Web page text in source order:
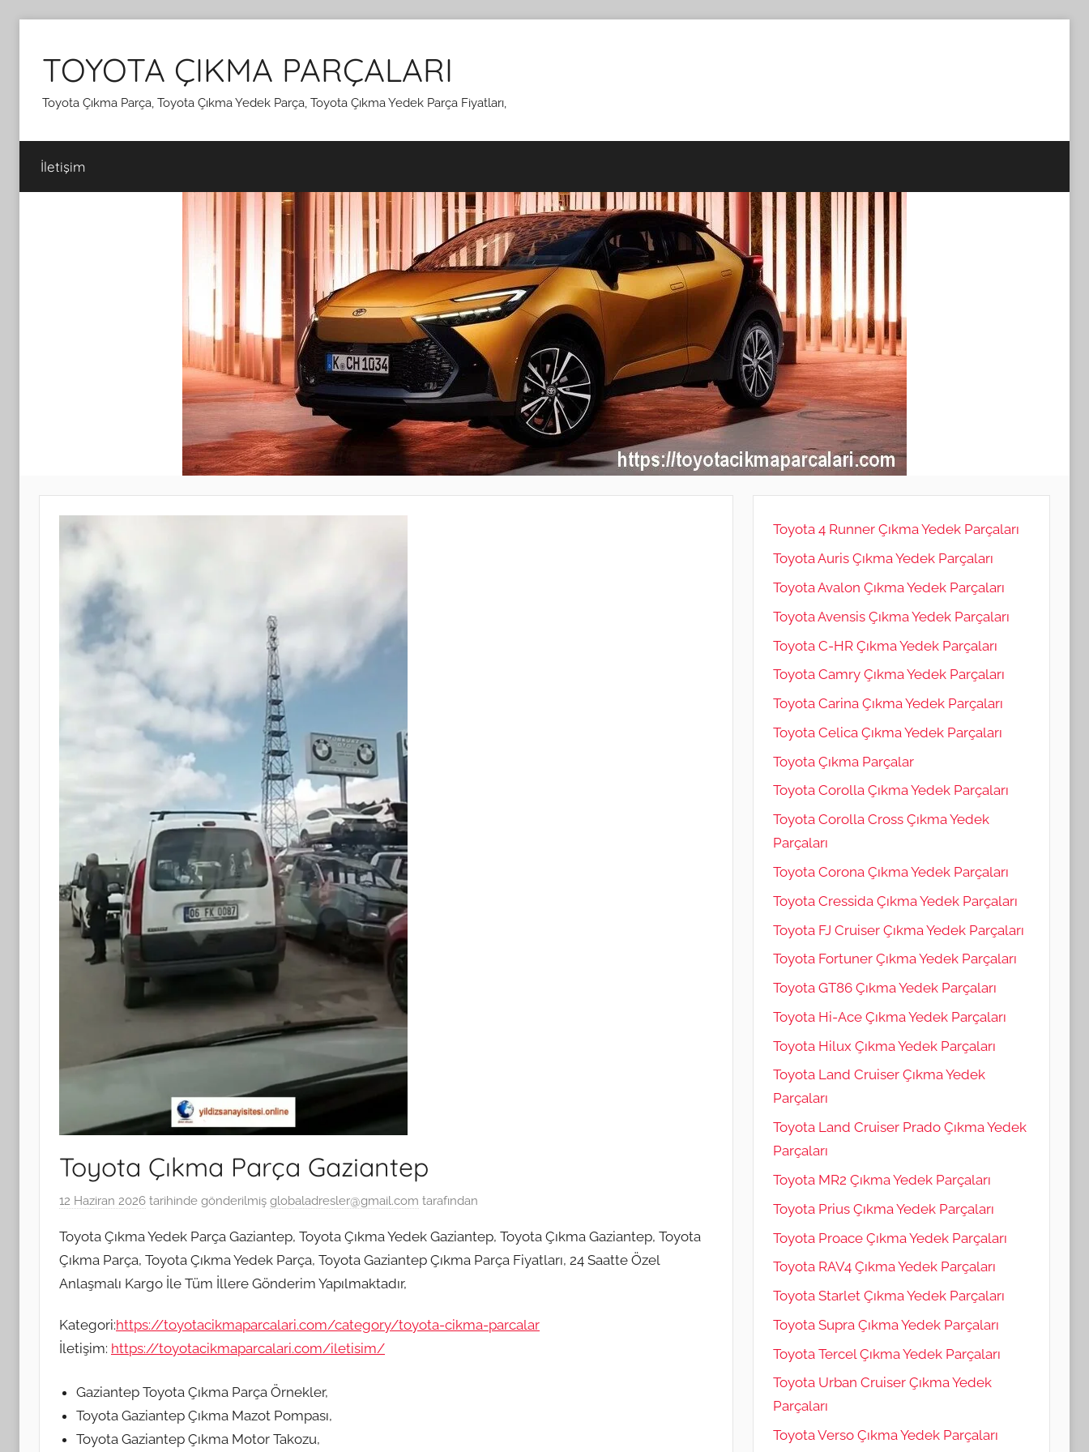
TOYOTA ÇIKMA PARÇALARI
Toyota Çıkma Parça, Toyota Çıkma Yedek Parça, Toyota Çıkma Yedek Parça Fiyatları,
İletişim
Toyota Çıkma Parça Gaziantep
12 Haziran 2026 tarihinde gönderilmiş globaladresler@gmail.com tarafından
Toyota Çıkma Yedek Parça Gaziantep, Toyota Çıkma Yedek Gaziantep, Toyota Çıkma Gaziantep, Toyota
Çıkma Parça, Toyota Çıkma Yedek Parça, Toyota Gaziantep Çıkma Parça Fiyatları, 24 Saatte Özel
Anlaşmalı Kargo İle Tüm İllere Gönderim Yapılmaktadır,
Kategori:https://toyotacikmaparcalari.com/category/toyota-cikma-parcalar
İletişim: https://toyotacikmaparcalari.com/iletisim/
Gaziantep Toyota Çıkma Parça Örnekler,
Toyota Gaziantep Çıkma Mazot Pompası,
Toyota Gaziantep Çıkma Motor Takozu,
Toyota 4 Runner Çıkma Yedek Parçaları
Toyota Auris Çıkma Yedek Parçaları
Toyota Avalon Çıkma Yedek Parçaları
Toyota Avensis Çıkma Yedek Parçaları
Toyota C-HR Çıkma Yedek Parçaları
Toyota Camry Çıkma Yedek Parçaları
Toyota Carina Çıkma Yedek Parçaları
Toyota Celica Çıkma Yedek Parçaları
Toyota Çıkma Parçalar
Toyota Corolla Çıkma Yedek Parçaları
Toyota Corolla Cross Çıkma Yedek
Parçaları
Toyota Corona Çıkma Yedek Parçaları
Toyota Cressida Çıkma Yedek Parçaları
Toyota FJ Cruiser Çıkma Yedek Parçaları
Toyota Fortuner Çıkma Yedek Parçaları
Toyota GT86 Çıkma Yedek Parçaları
Toyota Hi-Ace Çıkma Yedek Parçaları
Toyota Hilux Çıkma Yedek Parçaları
Toyota Land Cruiser Çıkma Yedek
Parçaları
Toyota Land Cruiser Prado Çıkma Yedek
Parçaları
Toyota MR2 Çıkma Yedek Parçaları
Toyota Prius Çıkma Yedek Parçaları
Toyota Proace Çıkma Yedek Parçaları
Toyota RAV4 Çıkma Yedek Parçaları
Toyota Starlet Çıkma Yedek Parçaları
Toyota Supra Çıkma Yedek Parçaları
Toyota Tercel Çıkma Yedek Parçaları
Toyota Urban Cruiser Çıkma Yedek
Parçaları
Toyota Verso Çıkma Yedek Parçaları